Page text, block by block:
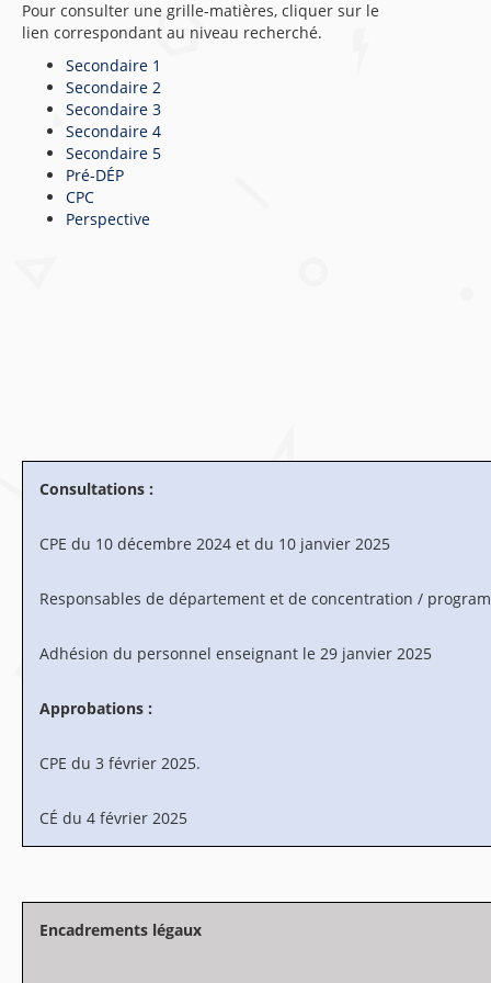
Pour consulter une grille-matières, cliquer sur le
lien correspondant au niveau recherché.
Secondaire 1
Secondaire 2
Secondaire 3
Secondaire 4
Secondaire 5
Pré-DÉP
CPC
Perspective
Consultations :
CPE du 10 décembre 2024 et du 10 janvier 2025
Responsables de département et de concentration /
Adhésion du personnel enseignant le 29 janvier 2025
Approbations :
CPE du 3 février 2025.
CÉ du 4 février 2025
Encadrements légaux